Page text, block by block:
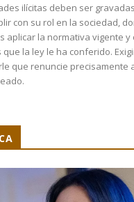
ilícitas deben ser
con su rol en la sociedad,
aplicar la normativa vigente y
la ley le ha conferido.
que renuncie precisamente